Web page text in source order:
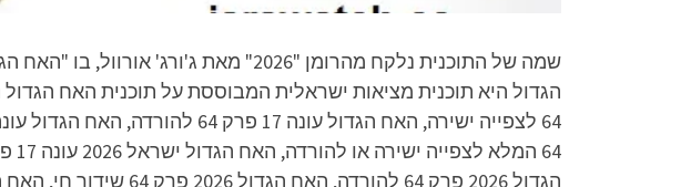
שמה של התוכנית נלקח מהרומן "2026"